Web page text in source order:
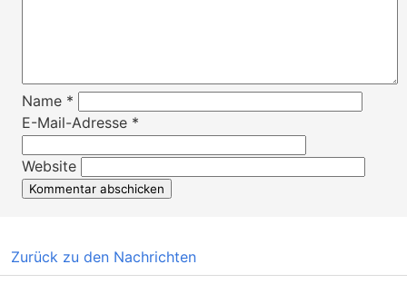
Name *
E-Mail-Adresse *
Website
Zurück zu den Nachrichten